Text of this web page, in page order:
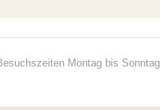
Montag bis